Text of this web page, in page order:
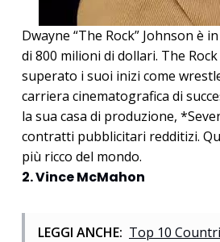
Dwayne “The Rock” Johnson
di 800 milioni di dollari. The
superato i suoi inizi come
carriera cinematografica di
la sua casa di produzione,
contratti pubblicitari redditizi.
più ricco del mondo.
2. Vince McMahon
LEGGI ANCHE: Top 10